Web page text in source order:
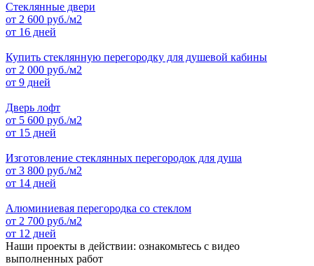
Стеклянные двери
от 2 600 руб./м2
от 16 дней
Купить стеклянную перегородку для душевой кабины
от 2 000 руб./м2
от 9 дней
Дверь лофт
от 5 600 руб./м2
от 15 дней
Изготовление стеклянных перегородок для душа
от 3 800 руб./м2
от 14 дней
Алюминиевая перегородка со стеклом
от 2 700 руб./м2
от 12 дней
Наши проекты в действии: ознакомьтесь с видео
выполненных работ